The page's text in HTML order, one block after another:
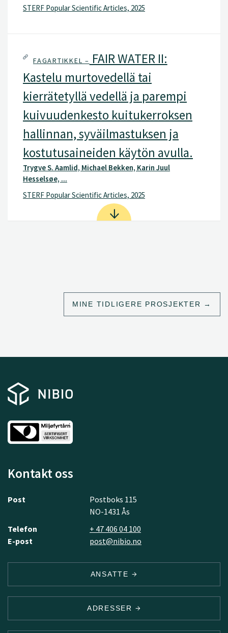
STERF Popular Scientific Articles, 2025
FAGARTIKKEL – FAIR WATER II:
Kastelu murtovedellä tai
kierrätetyllä vedellä ja parempi
kuivuudenkesto kuitukerroksen
hallinnan, syväilmastuksen ja
kostutusaineiden käytön avulla.
Trygve S. Aamlid, Michael Bekken, Karin Juul
Hesselsøe, ...
STERF Popular Scientific Articles, 2025
MINE TIDLIGERE PROSJEKTER
Kontakt oss
Post
Postboks 115
NO-1431 Ås
Telefon
+ 47 406 04 100
E-post
post@nibio.no
ANSATTE
ADRESSER